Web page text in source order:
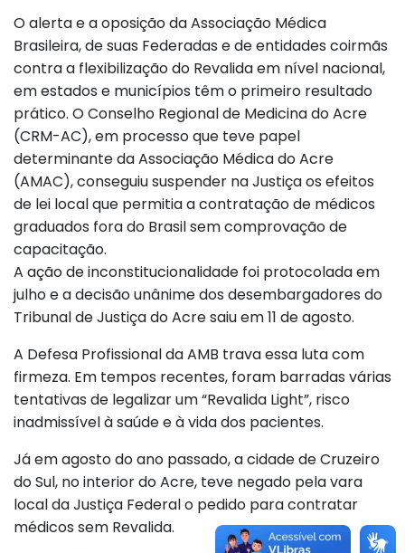
O alerta e a oposição da Associação Médica
Brasileira, de suas Federadas e de entidades coirmãs
contra a flexibilização do Revalida em nível nacional,
em estados e municípios têm o primeiro resultado
prático. O Conselho Regional de Medicina do Acre
(CRM-AC), em processo que teve papel
determinante da Associação Médica do Acre
(AMAC), conseguiu suspender na Justiça os efeitos
de lei local que permitia a contratação de médicos
graduados fora do Brasil sem comprovação de
capacitação.
A ação de inconstitucionalidade foi protocolada em
julho e a decisão unânime dos desembargadores do
Tribunal de Justiça do Acre saiu em 11 de agosto.
A Defesa Profissional da AMB trava essa luta com
firmeza. Em tempos recentes, foram barradas várias
tentativas de legalizar um “Revalida Light”, risco
inadmissível à saúde e à vida dos pacientes.
Já em agosto do ano passado, a cidade de Cruzeiro
do Sul, no interior do Acre, teve negado pela vara
local da Justiça Federal o pedido para contratar
médicos sem Revalida.